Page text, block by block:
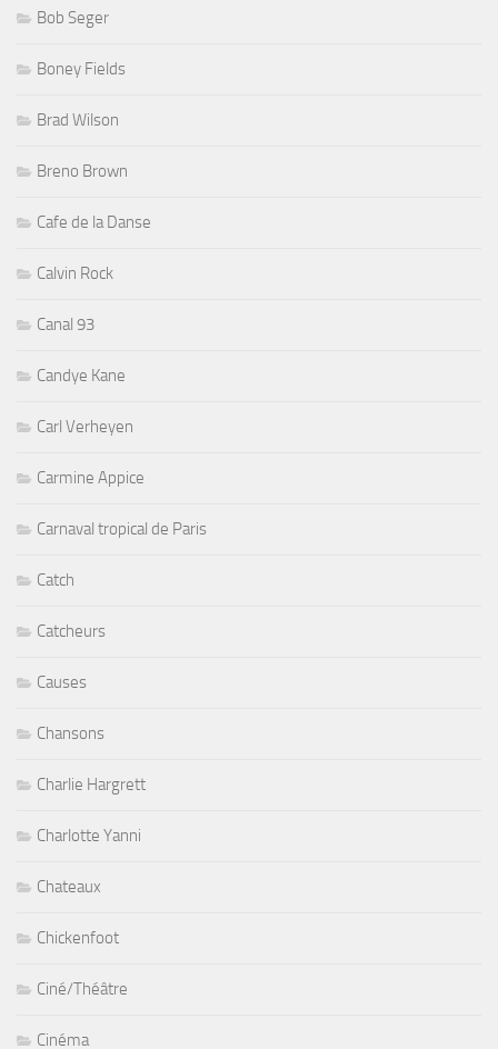
Bob Seger
Boney Fields
Brad Wilson
Breno Brown
Cafe de la Danse
Calvin Rock
Canal 93
Candye Kane
Carl Verheyen
Carmine Appice
Carnaval tropical de Paris
Catch
Catcheurs
Causes
Chansons
Charlie Hargrett
Charlotte Yanni
Chateaux
Chickenfoot
Ciné/Théâtre
Cinéma